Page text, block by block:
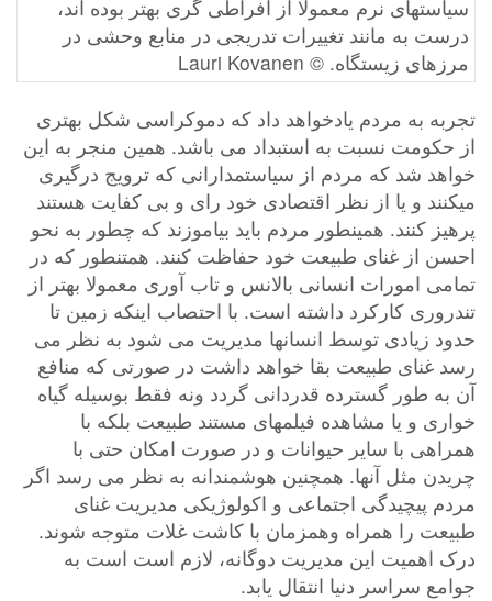
سیاستهای نرم معمولا از افراطی گری بهتر بوده اند،
درست به مانند تغییرات تدریجی در منابع وحشی در
مرزهای زیستگاه. © Lauri Kovanen
تجربه به مردم یادخواهد داد که دموکراسی شکل بهتری
از حکومت نسبت به استبداد می باشد. همین منجر به این
خواهد شد که مردم از سیاستمدارانی که ترویج درگیری
میکنند و یا از نظر اقتصادی خود رای و بی کفایت هستند
پرهیز کنند. همینطور مردم باید بیاموزند که چطور به نحو
احسن از غنای طبیعت خود حفاظت کنند. همتنطور که در
تمامی امورات انسانی بالانس و تاب آوری معمولا بهتر از
تندروری کارکرد داشته است. با احتصاب اینکه زمین تا
حدود زیادی توسط انسانها مدیریت می شود به نظر می
رسد غنای طبیعت بقا خواهد داشت در صورتی که منافع
آن به طور گسترده قدردانی گردد ونه فقط بوسیله گیاه
خواری و یا مشاهده فیلمهای مستند طبیعت بلکه با
همراهی با سایر حیوانات و در صورت امکان حتی با
چریدن مثل آنها. همچنین هوشمندانه به نظر می رسد اگر
مردم پیچیدگی اجتماعی و اکولوژیکی مدیریت غنای
طبیعت را همراه وهمزمان با کاشت غلات متوجه شوند.
درک اهمیت این مدیریت دوگانه، لازم است است به
جوامع سراسر دنیا انتقال یابد.